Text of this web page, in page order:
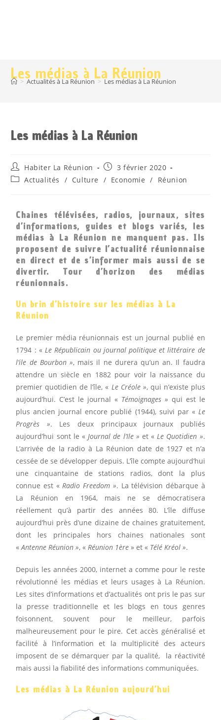
Les médias à La Réunion
> Actualités à La Réunion > Les médias à La Réunion
Les médias à La Réunion
Habiter La Réunion
3 février 2020
Actualités
/ Culture / Economie / Réunion
Chaines télévisées, radios, journaux, sites
d’informations, guides et blogs variés, les
médias à La Réunion ne manquent pas. Ils
proposent de suivre l’actualité réunionnaise
en direct et de s’informer mais aussi de se
divertir. Tour d’horizon des médias
réunionnais.
Un brin d’histoire sur les médias à La
Réunion
Le premier média réunionnais est un journal publié en
1794 : «Le Républicain ou journal politique et littéraire de
l’ile de Bourbon », mais il ne durera qu’un an. Il faudra
attendre un siècle en 1882 pour voir la naissance du
premier quotidien de l’île, « Le Créole », qui n’existe plus
aujourd’hui. C’est le journal « Témoignages » qui est le
plus ancien journal encore publié (1944), suivi par « Le
Progrès ». Les deux principaux journaux publiés
aujourd’hui sont le «Journal de l’Ile » et «Le Quotidien ».
L’arrivée de la radio à La Réunion date de 1927 et n’a
cessée de se développer depuis. L’île compte aujourd’hui
une cinquantaine de stations radios, dont la plus
connue est «Radio Freedom ». La télévision débarque à
La Réunion en 1964, mais ne se démocratisera
réellement qu’à partir des années 80. L’île diffuse
aujourd’hui près d’une dizaine de chaines gratuitement,
dont les principales hors chaines nationales sont
«Antenne Réunion », «Réunion 1ère » et « Télé Kréol ».
Depuis les années 2000, internet a comme pour le reste
révolutionné les médias et leurs usages à La Réunion.
Les sites d’informations et d’actualités ont pris le pas sur
la presse traditionnelle et les blogs en tous genres
foisonnent, souvent pour le meilleur, parfois
malheureusement pour le pire. Cet accès généralisé et
facilité à l’information et la multiplicité des acteurs
imposent de se démarquer par la qualité, la réactivité
mais aussi la fiabilité des informations communiquées.
Les médias à La Réunion aujourd’hui